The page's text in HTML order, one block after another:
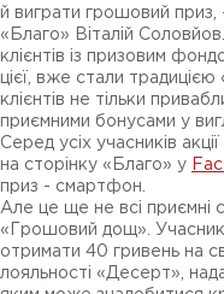
й виграти грошовий приз,
«Благо» Віталій
клієнтів із призовим
цієї, вже стали
клієнтів не тільки
приємними бонусами у
Серед усіх учасників
на сторінку «Благо» у
приз - смартфон.
Але це ще не всі приємні
«Грошовий дощ».
отримати 40 гривень на
лояльності «Десерт»,